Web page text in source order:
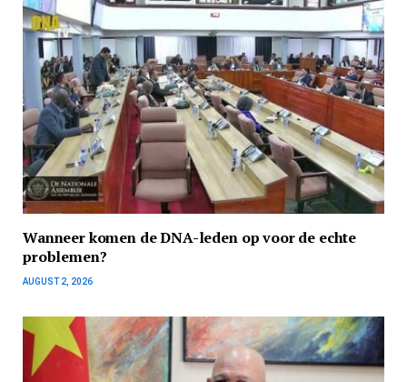
Wanneer komen de DNA-leden op voor de echte
problemen?
AUGUST 2, 2026